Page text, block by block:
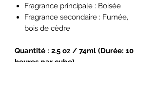
Fragrance principale : Boisée
Fragrance secondaire : Fumée,
bois de cèdre
Quantité : 2.5 oz / 74ml (Durée: 10
heures par cube)